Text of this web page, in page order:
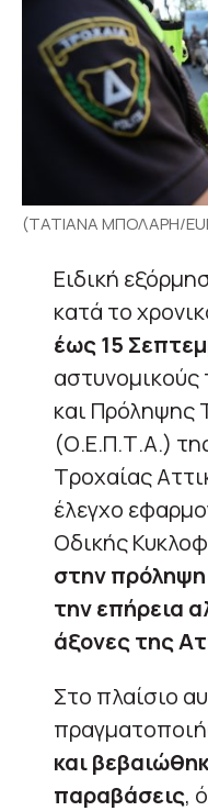
(ΤΑΤΙΑΝΑ ΜΠΟΛΑΡΗ/
Ειδική
κατά το
έως 15
και Πρόληψης
(Ο.Ε.Π.Τ.Α.)
Τροχαίας
έλεγχο
Οδικής
στην
την επήρεια
άξονες της
Στο πλαίσιο
και
παραβάσεις,